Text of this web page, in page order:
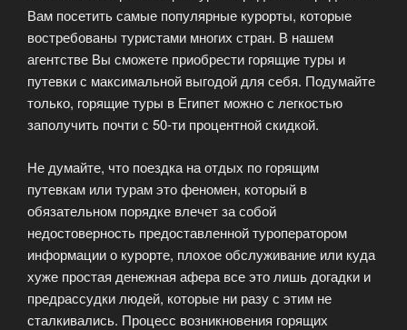
Вам посетить самые популярные курорты, которые
востребованы туристами многих стран. В нашем
агентстве Вы сможете приобрести горящие туры и
путевки с максимальной выгодой для себя. Подумайте
только, горящие туры в Египет можно с легкостью
заполучить почти с 50-ти процентной скидкой.
Не думайте, что поездка на отдых по горящим
путевкам или турам это феномен, который в
обязательном порядке влечет за собой
недостоверность предоставленной туроператором
информации о курорте, плохое обслуживание или куда
хуже простая денежная афера все это лишь догадки и
предрассудки людей, которые ни разу с этим не
сталкивались. Процесс возникновения горящих